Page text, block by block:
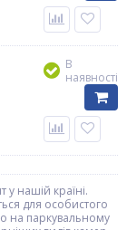
В
наявності
нашій країні.
для особистого
на паркувальному